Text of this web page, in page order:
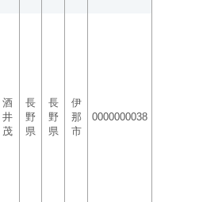
酒
井
茂
長
野
県
長
野
県
伊
那
市
0000000038